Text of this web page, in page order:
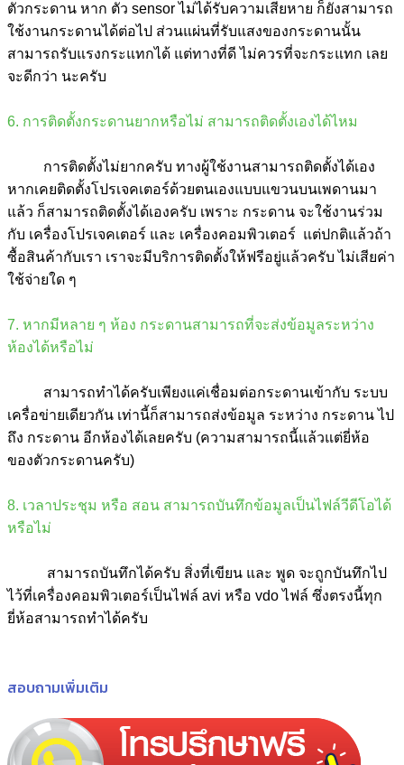
ตัวกระดาน หาก ตัว sensor ไม่ได้รับความเสียหาย ก็ยังสามารถ
ใช้งานกระดานได้ต่อไป ส่วนแผ่นที่รับแสงของกระดานนั้น
สามารถรับแรงกระแทกได้ แต่ทางที่ดี ไม่ควรที่จะกระแทก เลย
จะดีกว่า นะครับ
6. การติดตั้งกระดานยากหรือไม่ สามารถติดตั้งเองได้ไหม
การติดตั้งไม่ยากครับ ทางผู้ใช้งานสามารถติดตั้งได้เอง
หากเคยติดตั้งโปรเจคเตอร์ด้วยตนเองแบบแขวนบนเพดานมา
แล้ว ก็สามารถติดตั้งได้เองครับ เพราะ กระดาน จะใช้งานร่วม
กับ เครื่องโปรเจคเตอร์ และ เครื่องคอมพิวเตอร์ แต่ปกติแล้วถ้า
ซื้อสินค้ากับเรา เราจะมีบริการติดตั้งให้ฟรีอยู่แล้วครับ ไม่เสียค่า
ใช้จ่ายใด ๆ
7. หากมีหลาย ๆ ห้อง กระดานสามารถที่จะส่งข้อมูลระหว่าง
ห้องได้หรือไม่
สามารถทำได้ครับเพียงแค่เชื่อมต่อกระดานเข้ากับ ระบบ
เครื่อข่ายเดียวกัน เท่านี้ก็สามารถส่งข้อมูล ระหว่าง กระดาน ไป
ถึง กระดาน อีกห้องได้เลยครับ (ความสามารถนี้แล้วแต่ยี่ห้อ
ของตัวกระดานครับ)
8. เวลาประชุม หรือ สอน สามารถบันทึกข้อมูลเป็นไฟล์วีดีโอได้
หรือไม่
สามารถบันทึกได้ครับ สิ่งที่เขียน และ พูด จะถูกบันทึกไป
ไว้ที่เครื่องคอมพิวเตอร์เป็นไฟล์ avi หรือ vdo ไฟล์ ซึ่งตรงนี้ทุก
ยี่ห้อสามารถทำได้ครับ
สอบถามเพิ่มเติม